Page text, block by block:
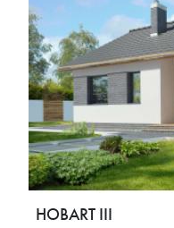
HOBART III